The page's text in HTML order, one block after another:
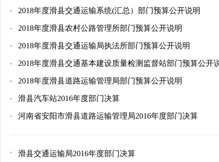
2018年度滑县交通运输系统(汇总）部门预算公开说明
2018年度滑县农村公路管理所部门预算公开说明
2018年度滑县交通运输局执法所部门预算公开说明
2018年度滑县交通基本建设质量检测监督站部门预算公开
2018年度滑县道路运输管理局部门预算公开说明
滑县汽车站2016年度部门决算
河南省安阳市滑县道路运输管理局2016年度部门决算
滑县交通运输局2016年度部门决算